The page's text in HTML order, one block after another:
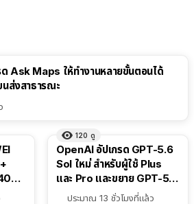
Ask Maps ให้ทำงานหลายขั้นตอนได้
นส่งสาธารณะ
120 ดู
OpenAI อัปเกรด GPT-5.6
Sol ใหม่ สำหรับผู้ใช้ Plus
และ Pro และขยาย GPT-5.6
Luna ให้ผู้ใช้ฟรี
ประมาณ 13 ชั่วโมงที่แล้ว